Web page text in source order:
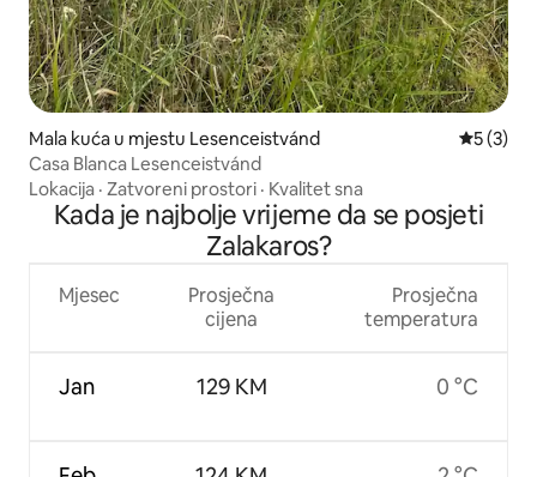
Mala kuća u mjestu Lesenceistvánd
5 (3)
Casa Blanca Lesenceistvánd
Lokacija · Zatvoreni prostori · Kvalitet sna
Kada je najbolje vrijeme da se posjeti
Zalakaros?
Mjesec
Jan
Prosječna
cijena
129 KM
Prosječna
temperatura
0 °C